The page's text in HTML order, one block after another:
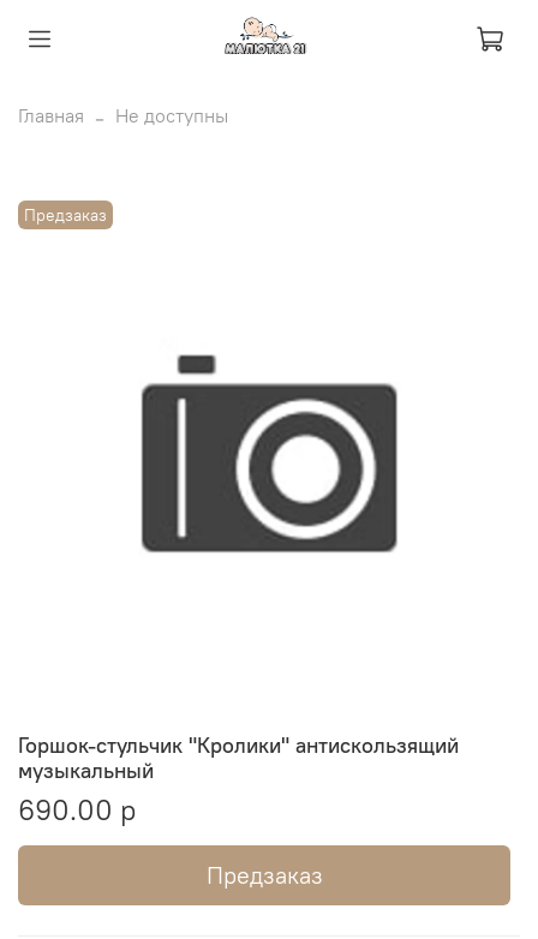
Главная Не доступны
Предзаказ
Горшок-стульчик "Кролики" антискользящий
музыкальный
690.00 р
Предзаказ